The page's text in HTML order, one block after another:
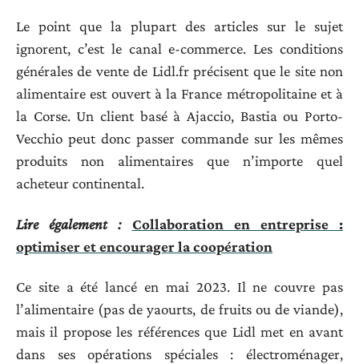
Le point que la plupart des articles sur le sujet
ignorent, c’est le canal e-commerce. Les conditions
générales de vente de Lidl.fr précisent que le site non
alimentaire est ouvert à la France métropolitaine et à
la Corse. Un client basé à Ajaccio, Bastia ou Porto-
Vecchio peut donc passer commande sur les mêmes
produits non alimentaires que n’importe quel
acheteur continental.
Lire également :
Collaboration en entreprise :
optimiser et encourager la coopération
Ce site a été lancé en mai 2023. Il ne couvre pas
l’alimentaire (pas de yaourts, de fruits ou de viande),
mais il propose les références que Lidl met en avant
dans ses opérations spéciales : électroménager,